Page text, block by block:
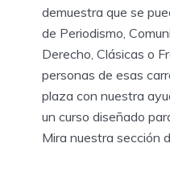
demuestra que se
de Periodismo,
Derecho, Clásicas o
personas de esas
plaza con nuestra
un curso diseñado
Mira nuestra sección